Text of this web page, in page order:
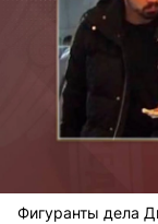
Фигуранты дела